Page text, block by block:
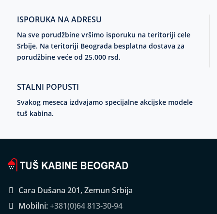
ISPORUKA NA ADRESU
Na sve porudžbine vršimo isporuku na teritoriji cele
Srbije. Na teritoriji Beograda besplatna dostava za
porudžbine veće od 25.000 rsd.
STALNI POPUSTI
Svakog meseca izdvajamo specijalne akcijske modele
tuš kabina.
Cara Dušana 201, Zemun Srbija
Mobilni:+381(0)64 813-30-94